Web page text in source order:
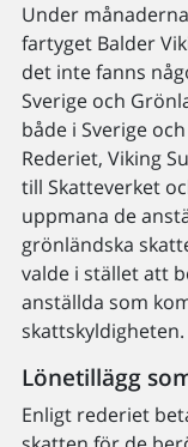
Under
fartyget Balder
det inte fanns
Sverige och
både i Sverige
Rederiet, Viking
till Skatteverket
uppmana de
grönländska
valde i stället att
anställda som
skattskyldigheten.
Lönetillägg
Enligt rederiet